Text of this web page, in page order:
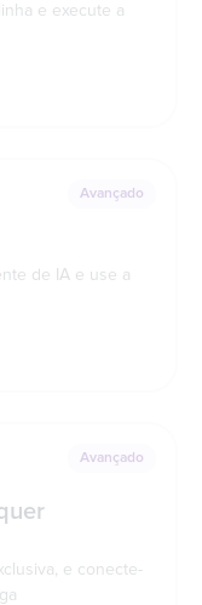
e execute a
Avançado
de IA e use a
Avançado
e conecte-